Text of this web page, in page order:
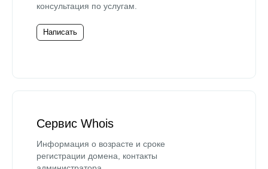
консультация по услугам.
Написать
Сервис Whois
Информация о возрасте и сроке
регистрации домена, контакты